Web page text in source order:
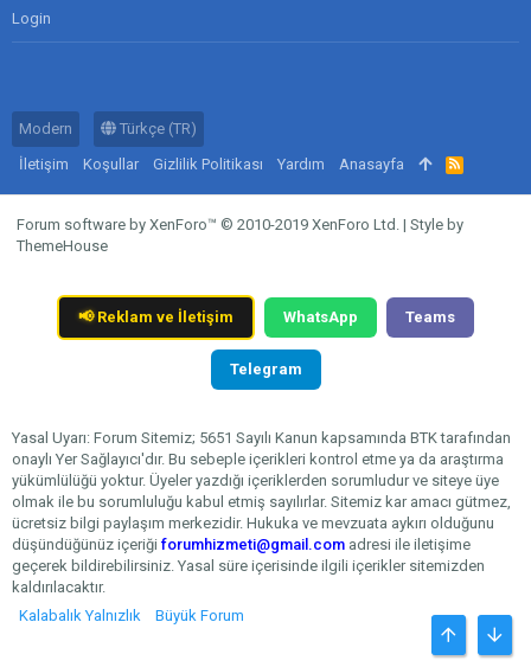
Login
Modern
Türkçe (TR)
İletişim
Koşullar Gizlilik Politikası Yardım Anasayfa
R
S
S
Forum software by XenForo™ © 2010-2019 XenForo Ltd. | Style by
ThemeHouse
📢Reklam ve İletişim WhatsApp Teams
Telegram
Yasal Uyarı: Forum Sitemiz; 5651 Sayılı Kanun kapsamında BTK tarafından
onaylı Yer Sağlayıcı'dır. Bu sebeple içerikleri kontrol etme ya da araştırma
yükümlülüğü yoktur. Üyeler yazdığı içeriklerden sorumludur ve siteye üye
olmak ile bu sorumluluğu kabul etmiş sayılırlar. Sitemiz kar amacı gütmez,
ücretsiz bilgi paylaşım merkezidir. Hukuka ve mevzuata aykırı olduğunu
düşündüğünüz içeriği forumhizmeti@gmail.com adresi ile iletişime
geçerek bildirebilirsiniz. Yasal süre içerisinde ilgili içerikler sitemizden
kaldırılacaktır.
Kalabalık Yalnızlık
Büyük Forum
ÜST ALT